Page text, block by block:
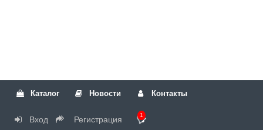
Каталог Новости Контакты
Вход Регистрация 1